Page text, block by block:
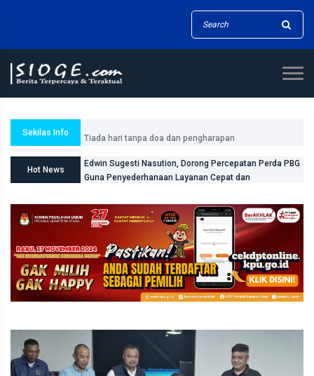
Sekilas Info
Hot News
Edwin Sugesti Nasution, Dorong Percepatan Perda PBG
Guna Penyederhanaan Layanan Cepat dan